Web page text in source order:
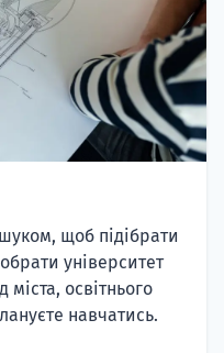
щоб підібрати
обрати університет
міста, освітнього
навчатись.